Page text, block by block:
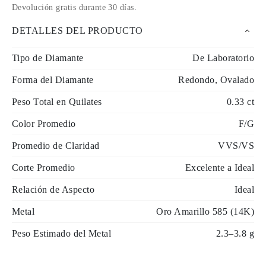
Devolución gratis durante 30 días.
DETALLES DEL PRODUCTO
Tipo de Diamante De Laboratorio
Forma del Diamante Redondo, Ovalado
Peso Total en Quilates 0.33 ct
Color Promedio F/G
Promedio de Claridad VVS/VS
Corte Promedio Excelente a Ideal
Relación de Aspecto Ideal
Metal Oro Amarillo 585 (14K)
Peso Estimado del Metal 2.3–3.8 g